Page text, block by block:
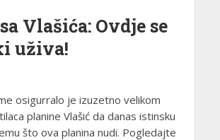
Vlašića: Ovdje se
uživa!
osigurralo je izuzetno velikom
planine Vlašić da danas istinsku
što ova planina nudi. Pogledajte